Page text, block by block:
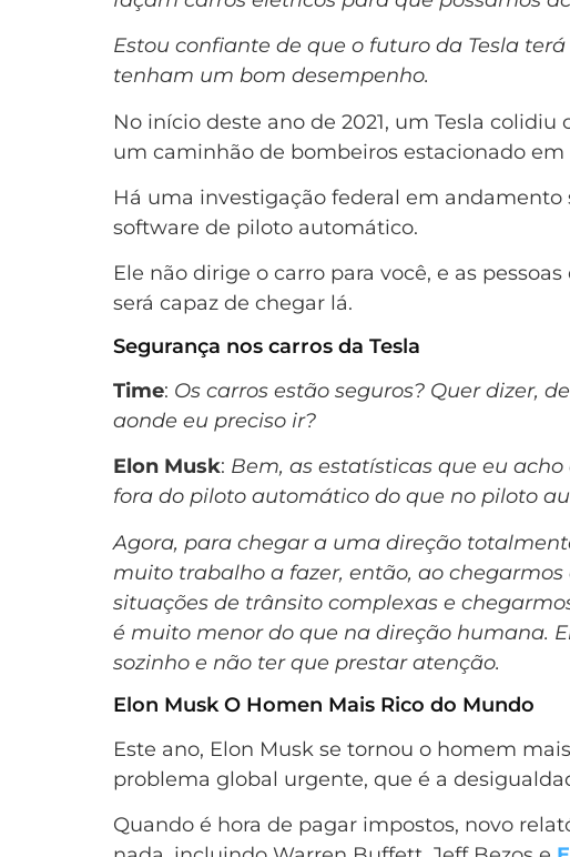
Estou confiante de que o futuro da Tesla
tenham um bom desempenho.
No início deste ano de 2021, um Tesla
um caminhão de bombeiros estacionado
Há uma investigação federal em
software de piloto automático.
Ele não dirige o carro para você, e as
será capaz de chegar lá.
Segurança nos carros da Tesla
Time: Os carros estão seguros? Quer dizer,
aonde eu preciso ir?
Elon Musk: Bem, as estatísticas que eu
fora do piloto automático do que no piloto
Agora, para chegar a uma direção
muito trabalho a fazer, então, ao
situações de trânsito complexas e
é muito menor do que na direção humana.
sozinho e não ter que prestar atenção.
Elon Musk O Homen Mais Rico do Mundo
Este ano, Elon Musk se tornou o homem
problema global urgente, que é a
Quando é hora de pagar impostos, novo